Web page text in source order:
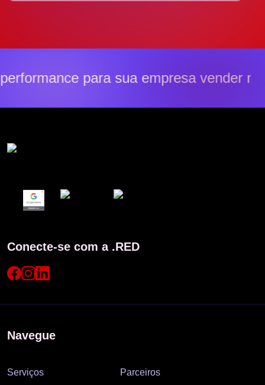
para sua empresa vender
Conecte-se com a .RED
Navegue
Serviços Parceiros